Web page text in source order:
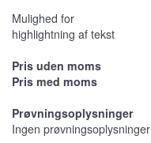
Mulighed for
highlightning af tekst
Pris uden moms
Pris med moms
Prøvningsoplysninger
Ingen prøvningsoplysninger